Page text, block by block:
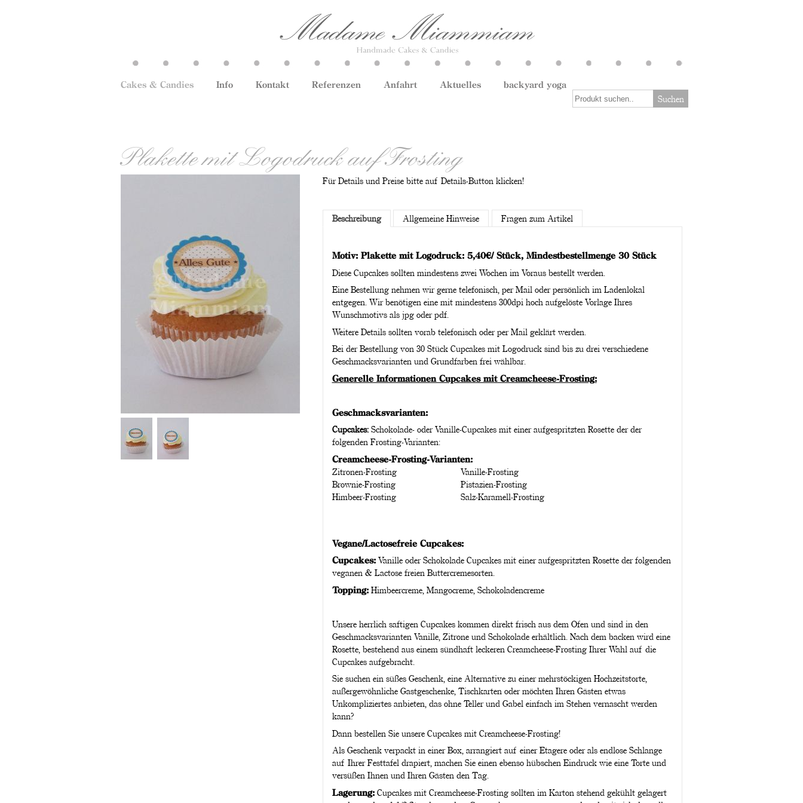
Cakes & Candies Info Kontakt Referenzen Anfahrt Aktuelles
backyard yoga
Suchen
Plakette mit Logodruck auf Frosting
Für Details und Preise bitte auf Details-Button klicken!
Beschreibung Allgemeine Hinweise Fragen zum Artikel
Motiv: Plakette mit Logodruck: 5,40€/ Stück, Mindestbestellmenge 30 Stück
Diese Cupcakes sollten mindestens zwei Wochen im Voraus bestellt werden.
Eine Bestellung nehmen wir gerne telefonisch, per Mail oder persönlich im Ladenlokal
entgegen. Wir benötigen eine mit mindestens 300dpi hoch aufgelöste Vorlage Ihres
Wunschmotivs als jpg oder pdf.
Weitere Details sollten vorab telefonisch oder per Mail geklärt werden.
Bei der Bestellung von 30 Stück Cupcakes mit Logodruck sind bis zu drei verschiedene
Geschmacksvarianten und Grundfarben frei wählbar.
Generelle Informationen Cupcakes mit Creamcheese-Frosting:
Geschmacksvarianten:
Cupcakes:Schokolade- oder Vanille-Cupcakes mit einer aufgespritzten Rosette der der
folgenden Frosting-Varianten:
Creamcheese-Frosting-Varianten:
Zitronen-Frosting
Vanille-Frosting
Brownie-Frosting
Pistazien-Frosting
Himbeer-Frosting
Salz-Karamell-Frosting
Vegane/Lactosefreie Cupcakes:
Cupcakes:Vanille oder Schokolade Cupcakes mit einer aufgespritzten Rosette der folgenden
veganen & Lactose freien Buttercremesorten.
Topping:Himbeercreme, Mangocreme, Schokoladencreme
Unsere herrlich saftigen Cupcakes kommen direkt frisch aus dem Ofen und sind in den
Geschmacksvarianten Vanille, Zitrone und Schokolade erhältlich. Nach dem backen wird eine
Rosette, bestehend aus einem sündhaft leckeren Creamcheese-Frosting Ihrer Wahl auf die
Cupcakes aufgebracht.
Sie suchen ein süßes Geschenk, eine Alternative zu einer mehrstöckigen Hochzeitstorte,
außergewöhnliche Gastgeschenke, Tischkarten oder möchten Ihren Gästen etwas
Unkompliziertes anbieten, das ohne Teller und Gabel einfach im Stehen vernascht werden
kann?
Dann bestellen Sie unsere Cupcakes mit Creamcheese-Frosting!
Als Geschenk verpackt in einer Box, arrangiert auf einer Etagere oder als endlose Schlange
auf Ihrer Festtafel drapiert, machen Sie einen ebenso hübschen Eindruck wie eine Torte und
versüßen Ihnen und Ihren Gästen den Tag.
Lagerung:Cupcakes mit Creamcheese-Frosting sollten im Karton stehend gekühlt gelagert